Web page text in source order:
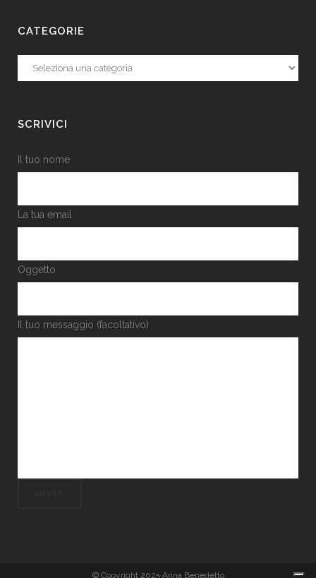
CATEGORIE
Categorie
SCRIVICI
Il tuo nome
La tua email
Oggetto
Il tuo messaggio (facoltativo)
© Copyright 2025 Anna Benedetto